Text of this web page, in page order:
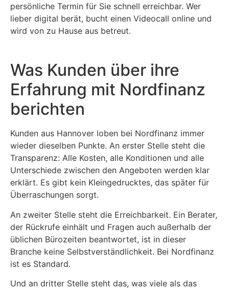
persönliche Termin für Sie schnell erreichbar. Wer
lieber digital berät, bucht einen Videocall online und
wird von zu Hause aus betreut.
Was Kunden über ihre
Erfahrung mit Nordfinanz
berichten
Kunden aus Hannover loben bei Nordfinanz immer
wieder dieselben Punkte. An erster Stelle steht die
Transparenz: Alle Kosten, alle Konditionen und alle
Unterschiede zwischen den Angeboten werden klar
erklärt. Es gibt kein Kleingedrucktes, das später für
Überraschungen sorgt.
An zweiter Stelle steht die Erreichbarkeit. Ein Berater,
der Rückrufe einhält und Fragen auch außerhalb der
üblichen Bürozeiten beantwortet, ist in dieser
Branche keine Selbstverständlichkeit. Bei Nordfinanz
ist es Standard.
Und an dritter Stelle steht das, was viele als das